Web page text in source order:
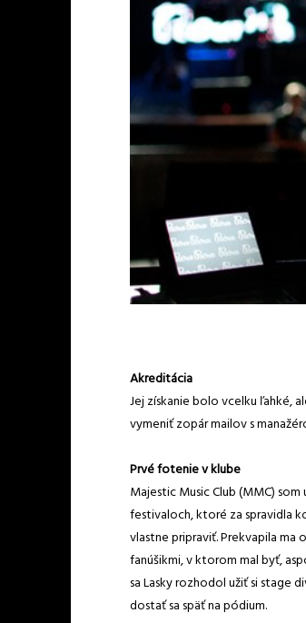
Akreditácia
Jej získanie bolo vcelku ľahké,
vymeniť zopár mailov s
Prvé fotenie v klube
Majestic Music Club (MMC)
festivaloch, ktoré za spravidla
vlastne pripraviť. Prekvapila
fanúšikmi, v ktorom mal byť,
sa Lasky rozhodol užiť si stage
dostať sa späť na pódium.